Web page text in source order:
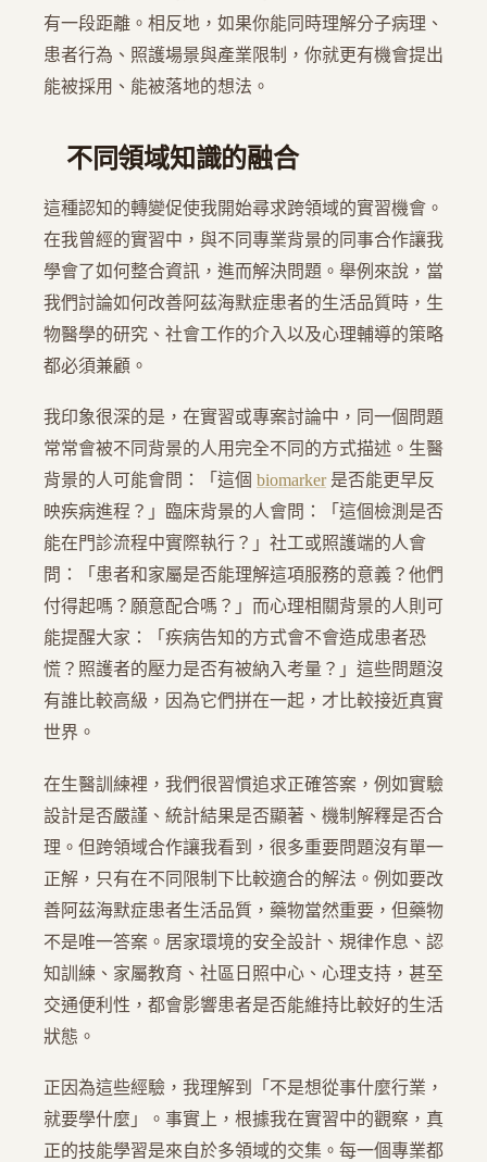
有一段距離。相反地，如果你能同時理解分子病理、
患者行為、照護場景與產業限制，你就更有機會提出
能被採用、能被落地的想法。
不同領域知識的融合
這種認知的轉變促使我開始尋求跨領域的實習機會。
在我曾經的實習中，與不同專業背景的同事合作讓我
學會了如何整合資訊，進而解決問題。舉例來說，當
我們討論如何改善阿茲海默症患者的生活品質時，生
物醫學的研究、社會工作的介入以及心理輔導的策略
都必須兼顧。
我印象很深的是，在實習或專案討論中，同一個問題
常常會被不同背景的人用完全不同的方式描述。生醫
背景的人可能會問：「這個 biomarker是否能更早反
映疾病進程？」臨床背景的人會問：「這個檢測是否
能在門診流程中實際執行？」社工或照護端的人會
問：「患者和家屬是否能理解這項服務的意義？他們
付得起嗎？願意配合嗎？」而心理相關背景的人則可
能提醒大家：「疾病告知的方式會不會造成患者恐
慌？照護者的壓力是否有被納入考量？」這些問題沒
有誰比較高級，因為它們拼在一起，才比較接近真實
世界。
在生醫訓練裡，我們很習慣追求正確答案，例如實驗
設計是否嚴謹、統計結果是否顯著、機制解釋是否合
理。但跨領域合作讓我看到，很多重要問題沒有單一
正解，只有在不同限制下比較適合的解法。例如要改
善阿茲海默症患者生活品質，藥物當然重要，但藥物
不是唯一答案。居家環境的安全設計、規律作息、認
知訓練、家屬教育、社區日照中心、心理支持，甚至
交通便利性，都會影響患者是否能維持比較好的生活
狀態。
正因為這些經驗，我理解到「不是想從事什麼行業，
就要學什麼」。事實上，根據我在實習中的觀察，真
正的技能學習是來自於多領域的交集。每一個專業都